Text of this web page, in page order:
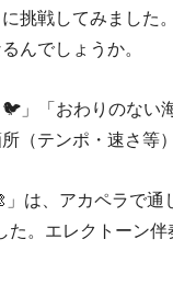
挑戦してみまし
んでしょうか。
」「おわりのない
所（テンポ・速さ
た。エレクトーン